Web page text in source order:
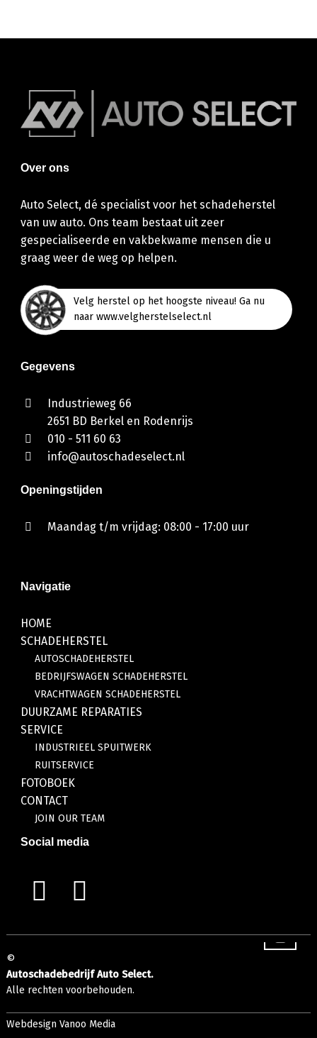
Over ons
Auto Select, dé specialist voor het schadeherstel
van uw auto. Ons team bestaat uit zeer
gespecialiseerde en vakbekwame mensen die u
graag weer de weg op helpen.
Velg herstel op het hoogste niveau! Ga nu
naar www.velgherstelselect.nl
Gegevens
Industrieweg 66
2651 BD Berkel en Rodenrijs
010 - 511 60 63
info@autoschadeselect.nl
Openingstijden
Maandag t/m vrijdag: 08:00 - 17:00 uur
Navigatie
HOME
SCHADEHERSTEL
AUTOSCHADEHERSTEL
BEDRIJFSWAGEN SCHADEHERSTEL
VRACHTWAGEN SCHADEHERSTEL
DUURZAME REPARATIES
SERVICE
INDUSTRIEEL SPUITWERK
RUITSERVICE
FOTOBOEK
CONTACT
JOIN OUR TEAM
Social media
©
Autoschadebedrijf Auto Select.
Alle rechten voorbehouden.
Webdesign Vanoo Media